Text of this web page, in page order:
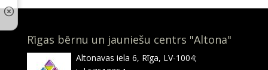
Rīgas bērnu un jauniešu centrs "Altona"
Altonavas iela 6, Rīga, LV-1004;